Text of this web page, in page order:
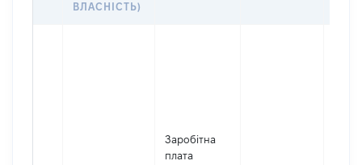
ВЛАСНІСТЬ)
Заробітна
плата